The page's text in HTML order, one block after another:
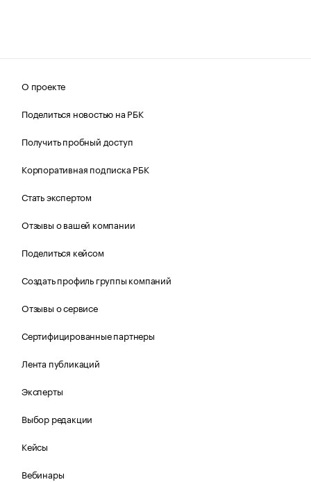
О проекте
Поделиться новостью на РБК
Получить пробный доступ
Корпоративная подписка РБК
Стать экспертом
Отзывы о вашей компании
Поделиться кейсом
Создать профиль группы компаний
Отзывы о сервисе
Сертифицированные партнеры
Лента публикаций
Эксперты
Выбор редакции
Кейсы
Вебинары